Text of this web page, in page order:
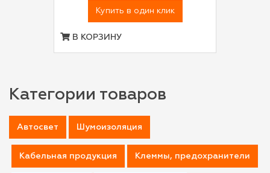
Купить в один клик
В КОРЗИНУ
Категории товаров
Автосвет Шумоизоляция
Кабельная продукция Клеммы, предохранители